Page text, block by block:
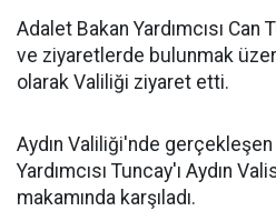
Adalet Bakan Yardımcısı
ve ziyaretlerde bulunmak
olarak Valiliği ziyaret etti.
Aydın Valiliği'nde
Yardımcısı Tuncay'ı Aydın
makamında karşıladı.